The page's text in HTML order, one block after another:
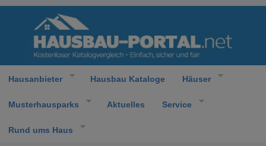
Hausanbieter Hausbau Kataloge Häuser
Musterhausparks Aktuelles Service
Rund ums Haus